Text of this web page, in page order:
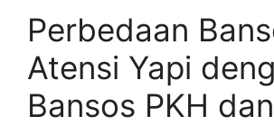
Perbedaan
Atensi Yapi
Bansos PKH